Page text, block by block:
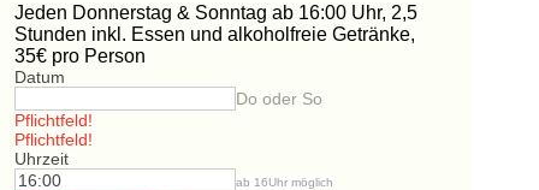
Jeden Donnerstag & Sonntag ab 16:00 Uhr, 2,5
Stunden inkl. Essen und alkoholfreie Getränke,
35€ pro Person
Datum
Do oder So
Pflichtfeld!
Pflichtfeld!
Uhrzeit
ab 16Uhr möglich